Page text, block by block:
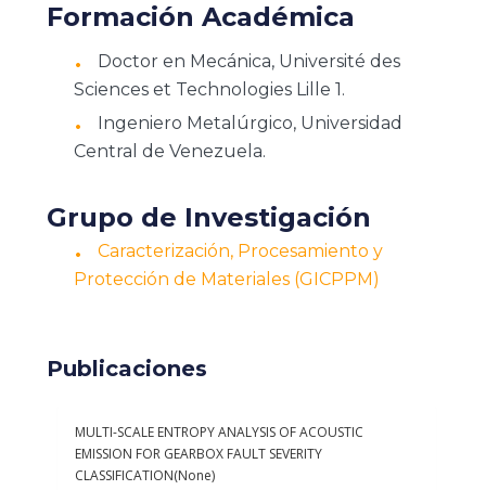
Formación Académica
Doctor en Mecánica, Université des
Sciences et Technologies Lille 1.
Ingeniero Metalúrgico, Universidad
Central de Venezuela.
Grupo de Investigación
Caracterización, Procesamiento y
Protección de Materiales (GICPPM)
Publicaciones